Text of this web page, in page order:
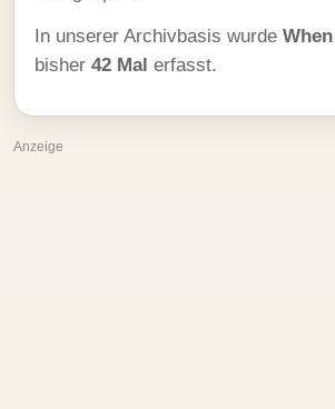
In unserer Archivbasis wurde
bisher 42 Mal erfasst.
Anzeige